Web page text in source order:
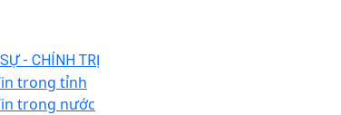
- CHÍNH TRỊ
trong tỉnh
trong nước